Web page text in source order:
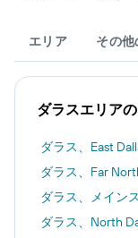
エリア その
ダラス​エリア
ダラス​、East
ダラス​、Far
ダラス​、メイン
ダラス​、North